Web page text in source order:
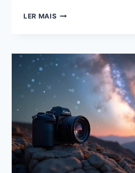
LER MAIS AGLOMERADOS
OIII:
GUIA
PARA
ASTROFOTÓGRAFOS